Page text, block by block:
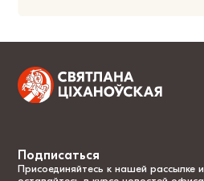
Подписаться
Присоединяйтесь к нашей рассылке и